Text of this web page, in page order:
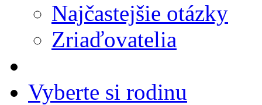
Najčastejšie otázky
Zriaďovatelia
Vyberte si rodinu